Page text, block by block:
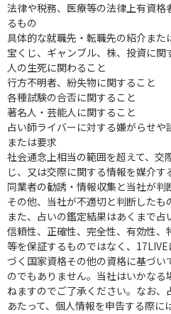
法律や税務、医療等の法律上有資
るもの
具体的な就職先・転職先の紹介また
宝くじ、ギャンブル、株、投資に関
人の生死に関わること
行方不明者、紛失物に関すること
各種試験の合否に関すること
著名人・芸能人に関すること
占い師ライバーに対する嫌がらせ
または要求
社会通念上相当の範囲を超えて、交
じ、又は交際に関する情報を媒介す
同業者の勧誘・情報収集と当社が判
その他、当社が不適切と判断したも
また、占いの鑑定結果はあくまで占
信頼性、正確性、完全性、有効性
等を保証するものではなく、
づく国家資格その他の資格に基づい
のでもありません。当社はいかな
ねますのでご了承ください。なお
あたって、個人情報を申告する際に